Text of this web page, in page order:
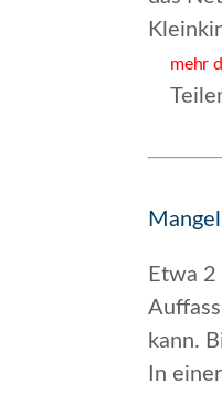
mehr
Etwa
kann.
In